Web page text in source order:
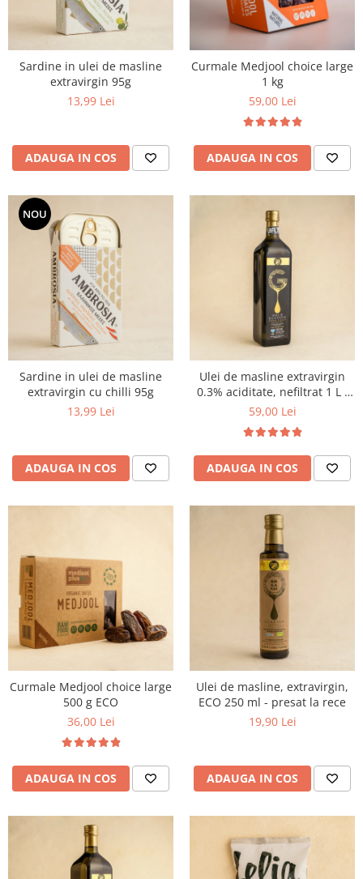
CREME ȘI PASTE TARTINABILE
CONDIMENTE
CEAIURI GRECEȘTI
CIOCOLATĂ ȘI CACAO
HEALTHY SNACKS
LACTATE
BACANIE
PRODUSE ECO / ORGANICE
PRODUSE ROMÂNEȘTI
COSMETICE
REMEDII NATURISTE
TOATE PRODUSELE
Sardine in ulei de masline
extravirgin 95g
13,99 Lei
ADAUGA IN COS
Curmale Medjool choice large
1 kg
59,00 Lei
ADAUGA IN COS
NOU
Sardine in ulei de masline
extravirgin cu chilli 95g
13,99 Lei
ADAUGA IN COS
Ulei de masline extravirgin
0.3% aciditate, nefiltrat 1 L -
presat la rece
59,00 Lei
ADAUGA IN COS
Curmale Medjool choice large
500 g ECO
36,00 Lei
ADAUGA IN COS
Ulei de masline, extravirgin,
ECO 250 ml - presat la rece
19,90 Lei
ADAUGA IN COS